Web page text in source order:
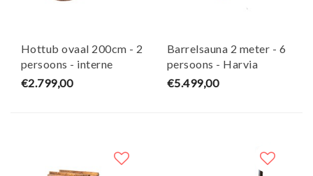
Hottub ovaal 200cm - 2
persoons - interne
houtkachel - Sofuro
€2.799,00
Barrelsauna 2 meter - 6
persoons - Harvia
houtkachel - Sofuro
€5.499,00